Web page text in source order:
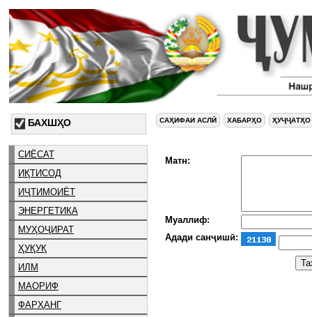
БАХШҲО
СИЁСАТ
ИҚТИСОД
ИҶТИМОИЁТ
ЭНЕРГЕТИКА
МУҲОҶИРАТ
ҲУҚУҚ
ИЛМ
МАОРИФ
ФАРҲАНГ
САҲИФАИ АСЛӢ ХАБАРҲО ҲУҶҶАТҲО
Матн:
Муаллиф:
Адади санҷишӣ: